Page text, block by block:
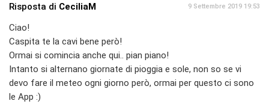
Risposta di CeciliaM 9 Settembre 2019 19:53
Ciao!
Caspita te la cavi bene però!
Ormai si comincia anche qui.. pian piano!
Intanto si alternano giornate di pioggia e sole, non so se vi
devo fare il meteo ogni giorno però, ormai per questo ci sono
le App :)